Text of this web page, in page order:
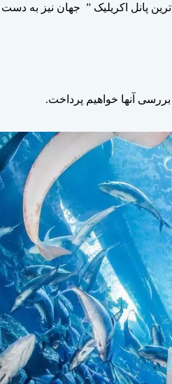
پانل اکریلیک ” جهان نیز به
آنها خواهیم پرداخت.